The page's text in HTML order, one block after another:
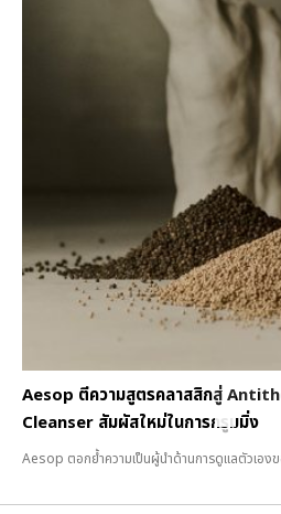
Aesop ตีความสูตรคลาสสิกสู่
Cleanser สัมผัสใหม่ในการกรูมมิ่ง
Aesop ตอกย้ำความเป็นผู้นำด้านการดูแลตัวเอง